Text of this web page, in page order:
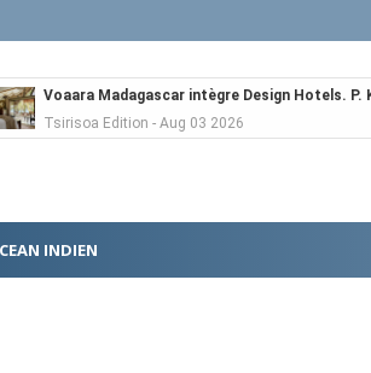
Voaara Madagascar intègre Design Hotels. P.
Tsirisoa Edition - Aug 03 2026
Canal+ : nouvelles dimensions et croissance
INDIEN